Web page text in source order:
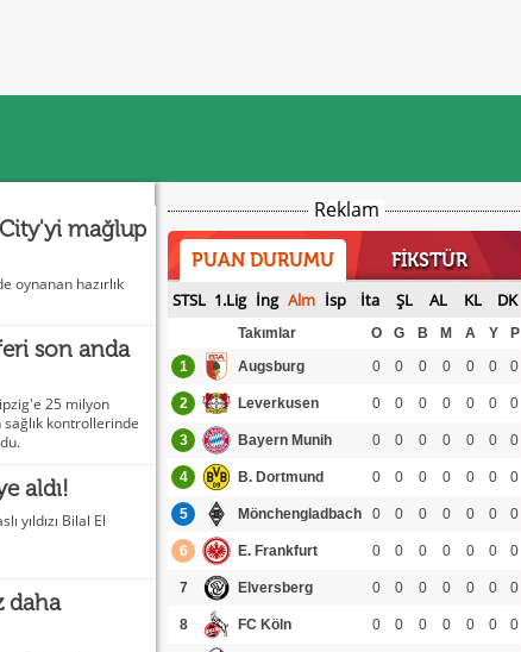
City'yi mağlup
oynanan hazırlık
son anda
25 milyon
kontrollerinde
aldı!
yıldızı Bilal El
daha
Reklam
PUAN DURUMU FİKSTÜR
STSL 1.Lig İng Alm İsp İta ŞL AL KL DK
Takımlar O G B M A Y
P
1
Augsburg 0 0 0 0 0 0 0
2 Leverkusen 0 0 0 0 0 0 0
3 Bayern Munih 0 0 0 0 0 0 0
4 B. Dortmund 0 0 0 0 0 0 0
5 Mönchengladbach 0 0 0 0 0 0 0
6 E. Frankfurt 0 0 0 0 0 0 0
7 Elversberg 0 0 0 0 0 0 0
8 FC Köln 0 0 0 0 0 0 0